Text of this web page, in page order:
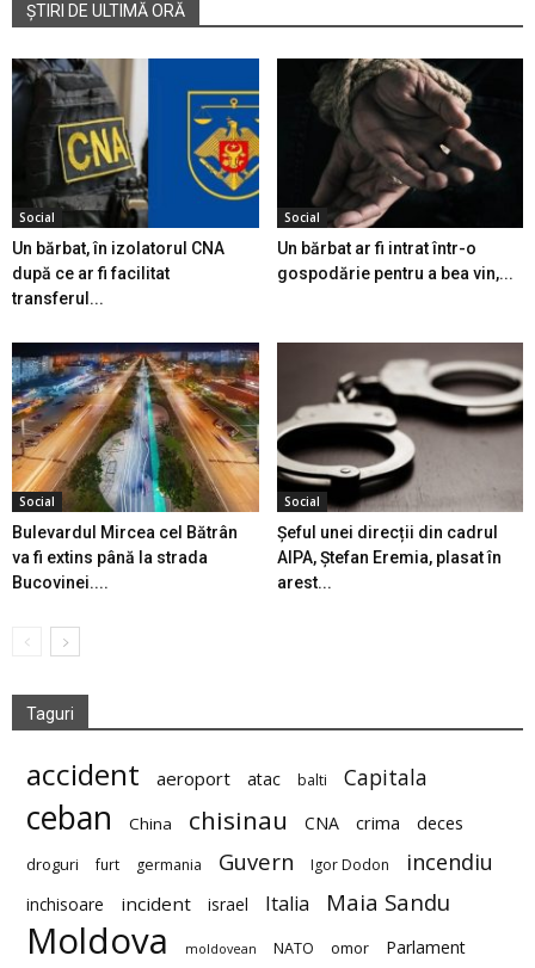
ȘTIRI DE ULTIMĂ ORĂ
Social
Un bărbat, în izolatorul CNA
după ce ar fi facilitat
transferul...
Social
Un bărbat ar fi intrat într-o
gospodărie pentru a bea vin,...
Social
Bulevardul Mircea cel Bătrân
va fi extins până la strada
Bucovinei....
Social
Șeful unei direcții din cadrul
AIPA, Ștefan Eremia, plasat în
arest...
Taguri
accident aeroport atac balti Capitala
ceban China chisinau CNA crima deces
droguri furt germania Guvern Igor Dodon incendiu
inchisoare incident israel Italia Maia Sandu
Moldova moldovean NATO omor Parlament